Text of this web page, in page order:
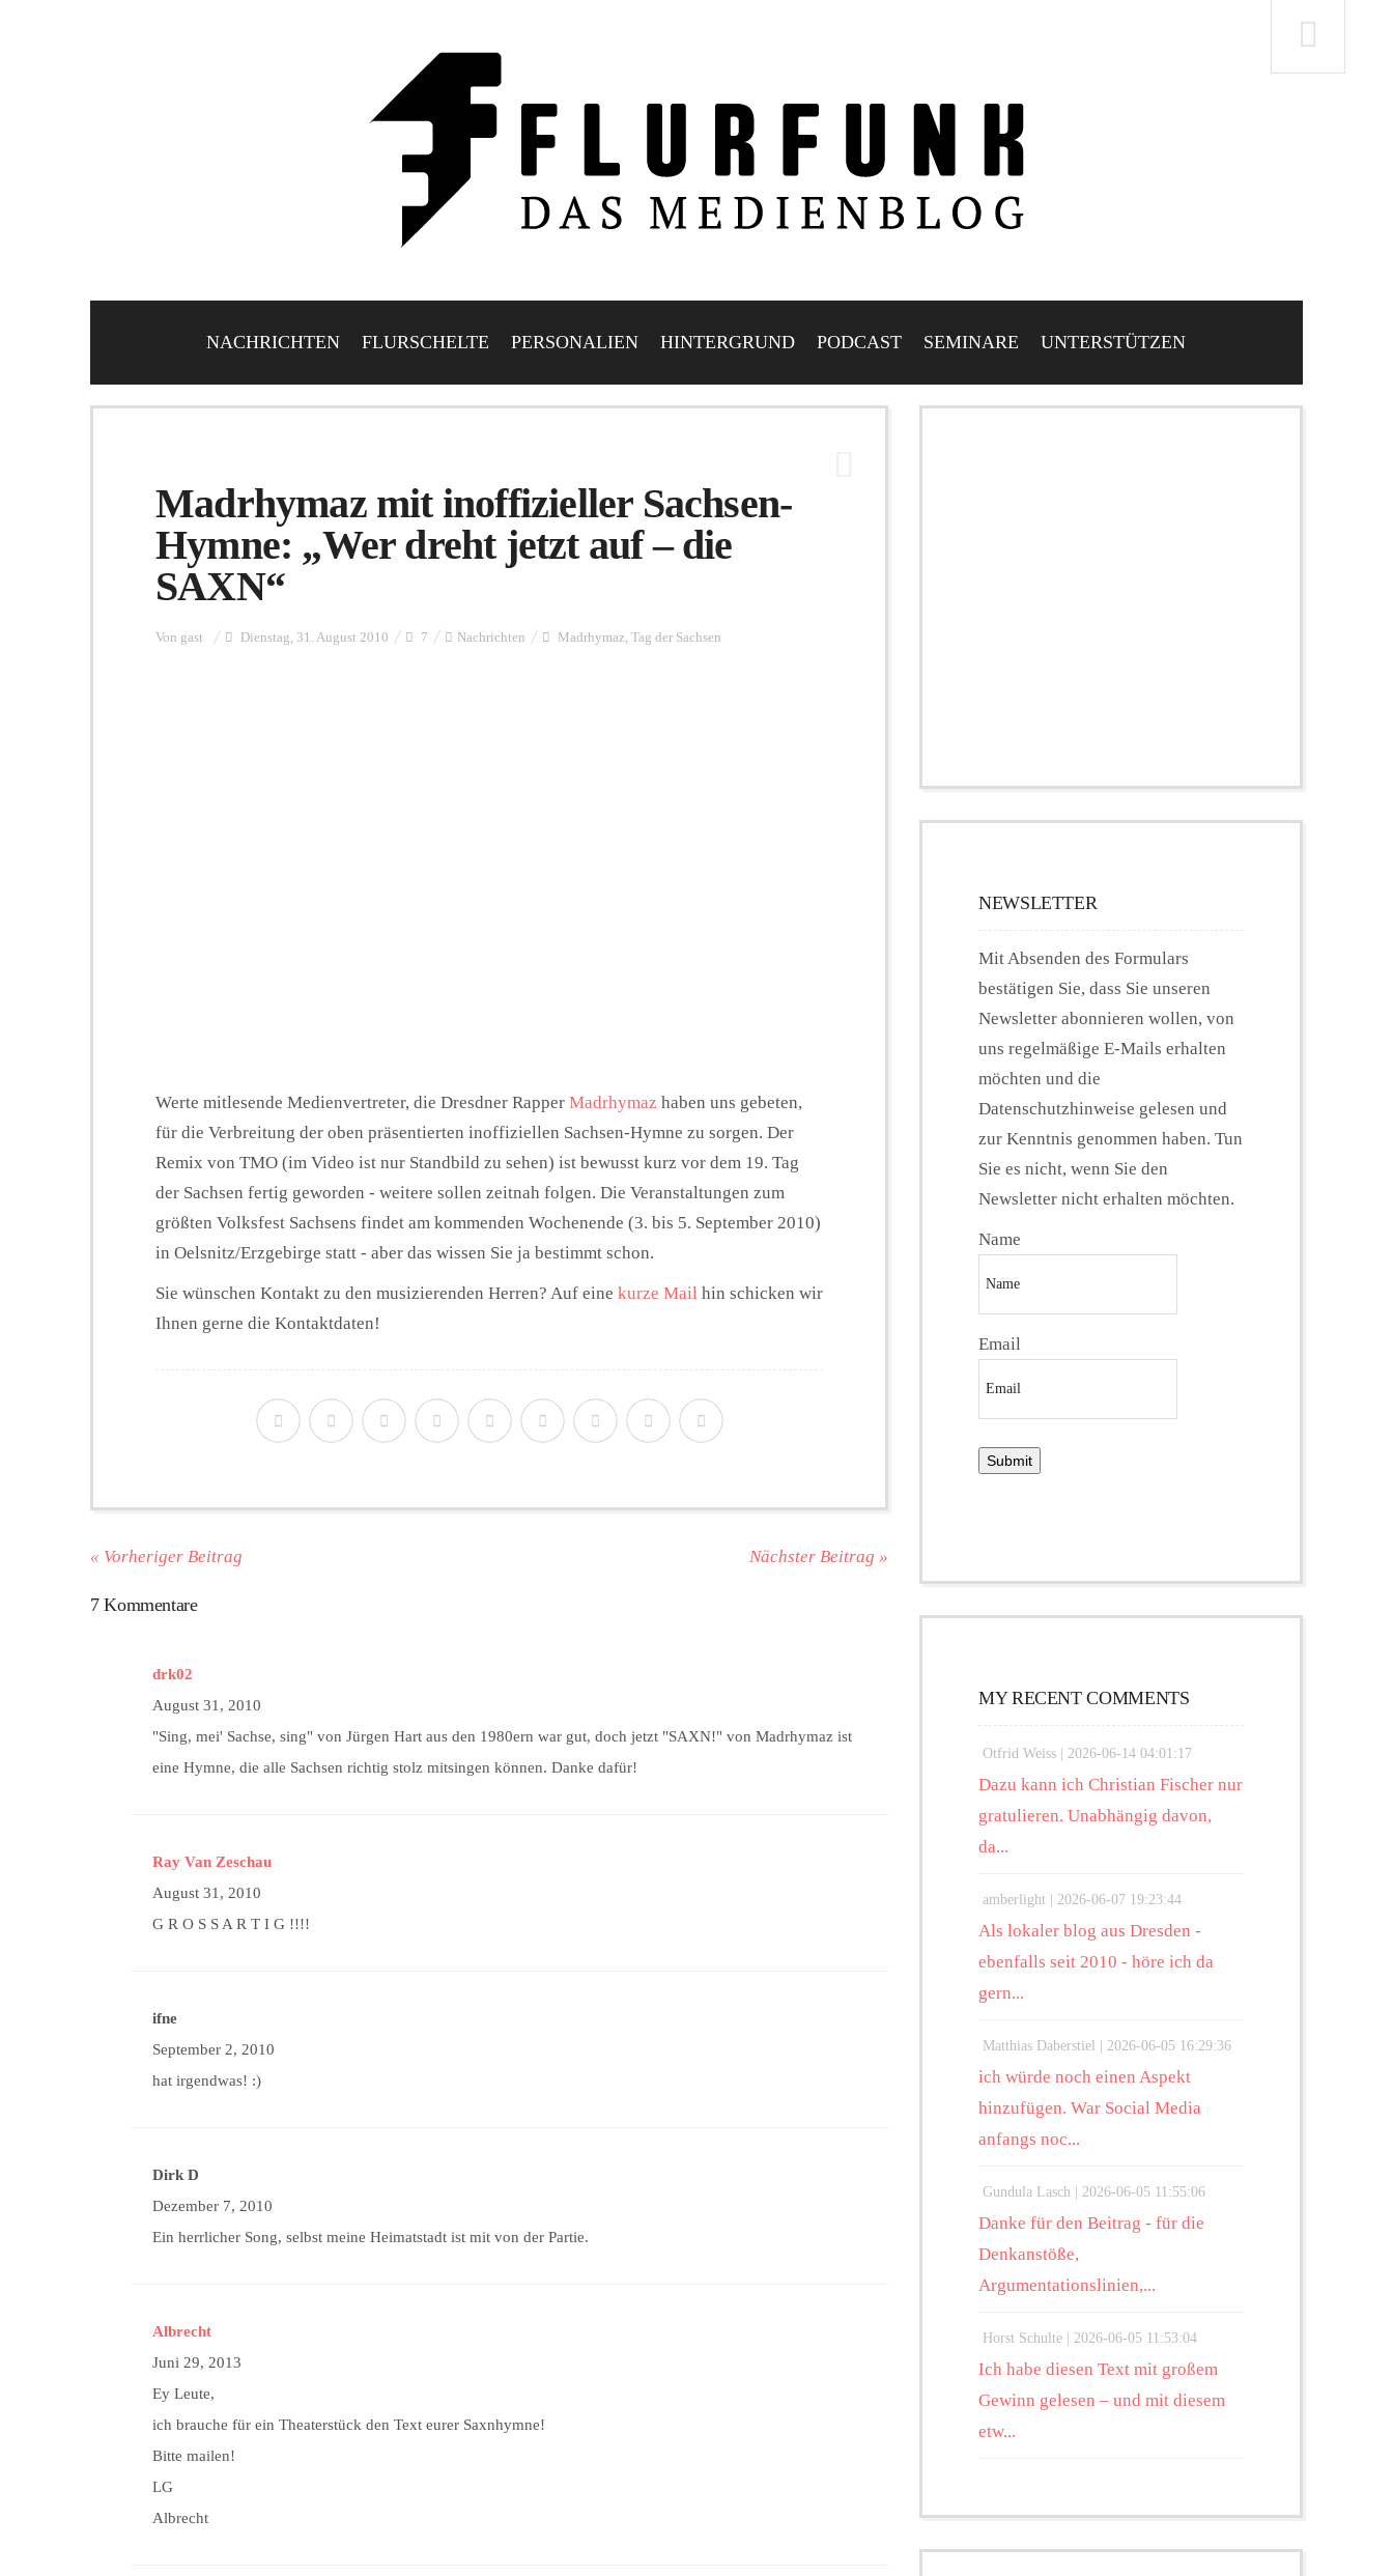
NACHRICHTEN FLURSCHELTE PERSONALIEN HINTERGRUND PODCAST SEMINARE UNTERSTÜTZEN
Madrhymaz mit inoffizieller Sachsen-
Hymne: „Wer dreht jetzt auf – die
SAXN“
Von gast Dienstag, 31. August 2010 7 Nachrichten Madrhymaz, Tag der Sachsen
Werte mitlesende Medienvertreter, die Dresdner Rapper Madrhymaz haben uns gebeten,
für die Verbreitung der oben präsentierten inoffiziellen Sachsen-Hymne zu sorgen. Der
Remix von TMO (im Video ist nur Standbild zu sehen) ist bewusst kurz vor dem 19. Tag
der Sachsen fertig geworden - weitere sollen zeitnah folgen. Die Veranstaltungen zum
größten Volksfest Sachsens findet am kommenden Wochenende (3. bis 5. September 2010)
in Oelsnitz/Erzgebirge statt - aber das wissen Sie ja bestimmt schon.
Sie wünschen Kontakt zu den musizierenden Herren? Auf eine kurze Mail hin schicken wir
Ihnen gerne die Kontaktdaten!
« Vorheriger Beitrag Nächster Beitrag »
7 Kommentare
drk02
August 31, 2010
"Sing, mei' Sachse, sing" von Jürgen Hart aus den 1980ern war gut, doch jetzt "SAXN!" von Madrhymaz ist
eine Hymne, die alle Sachsen richtig stolz mitsingen können. Danke dafür!
Ray Van Zeschau
August 31, 2010
G R O S S A R T I G !!!!
ifne
September 2, 2010
hat irgendwas! :)
Dirk D
Dezember 7, 2010
Ein herrlicher Song, selbst meine Heimatstadt ist mit von der Partie.
Albrecht
Juni 29, 2013
Ey Leute,
ich brauche für ein Theaterstück den Text eurer Saxnhymne!
Bitte mailen!
LG
Albrecht
NEWSLETTER
Mit Absenden des Formulars
bestätigen Sie, dass Sie unseren
Newsletter abonnieren wollen, von
uns regelmäßige E-Mails erhalten
möchten und die
Datenschutzhinweise gelesen und
zur Kenntnis genommen haben. Tun
Sie es nicht, wenn Sie den
Newsletter nicht erhalten möchten.
Name
Email
MY RECENT COMMENTS
Otfrid Weiss | 2026-06-14 04:01:17
Dazu kann ich Christian Fischer nur
gratulieren. Unabhängig davon,
da...
amberlight | 2026-06-07 19:23:44
Als lokaler blog aus Dresden -
ebenfalls seit 2010 - höre ich da
gern...
Matthias Daberstiel | 2026-06-05 16:29:36
ich würde noch einen Aspekt
hinzufügen. War Social Media
anfangs noc...
Gundula Lasch | 2026-06-05 11:55:06
Danke für den Beitrag - für die
Denkanstöße,
Argumentationslinien,...
Horst Schulte | 2026-06-05 11:53:04
Ich habe diesen Text mit großem
Gewinn gelesen – und mit diesem
etw...